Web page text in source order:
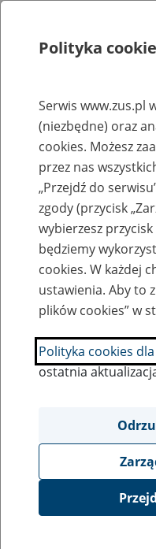
Rejestry, ewidencje i archiwa
Baza
Nazwa zakładu pracy:
SZUKAJ
Ukryj wszystkie
Polityka
Serwis www.zus.pl
(niezbędne) oraz
cookies. Możesz
przez nas
„Przejdź do
zgody (przycisk
wybierzesz
będziemy
cookies. W każdej
ustawienia. Aby to
plików cookies” w
Polityka cookies
ostatnia